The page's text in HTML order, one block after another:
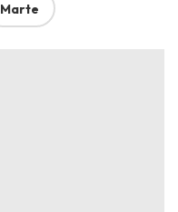
Marte